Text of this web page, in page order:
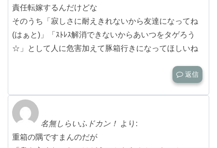
責任転嫁するんだけどな
そのうち「寂しさに耐えきれないから友達になってね
(はぁと)」「ｽﾄﾚｽ解消できないからあいつをタゲろう
☆」として人に危害加えて豚箱行きになってほしいね
返信
名無しらいふドカン！ より:
重箱の隅ですまんのだが